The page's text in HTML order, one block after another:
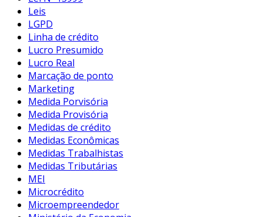
Leis
LGPD
Linha de crédito
Lucro Presumido
Lucro Real
Marcação de ponto
Marketing
Medida Porvisória
Medida Provisória
Medidas de crédito
Medidas Econômicas
Medidas Trabalhistas
Medidas Tributárias
MEI
Microcrédito
Microempreendedor